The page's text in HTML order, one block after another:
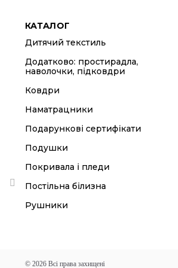
КАТАЛОГ
Дитячий текстиль
Додатково: простирадла,
наволочки, підковдри
Ковдри
Наматрацники
Подарункові сертифікати
Подушки
Покривала і пледи
Постільна білизна
Рушники
© 2026 Всі права захищені